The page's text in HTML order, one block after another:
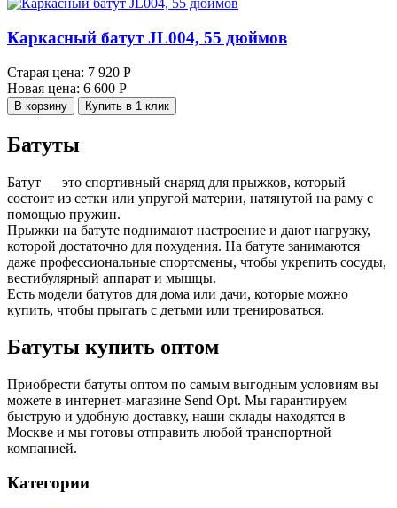
Каркасный батут JL004, 55 дюймов
Старая цена: 7 920 Р
Новая цена: 6 600 Р
В корзину Купить в 1 клик
Батуты
Батут — это спортивный снаряд для прыжков, который
состоит из сетки или упругой материи, натянутой на раму с
помощью пружин.
Прыжки на батуте поднимают настроение и дают нагрузку,
которой достаточно для похудения. На батуте занимаются
даже профессиональные спортсмены, чтобы укрепить сосуды,
вестибулярный аппарат и мышцы.
Есть модели батутов для дома или дачи, которые можно
купить, чтобы прыгать с детьми или тренироваться.
Батуты купить оптом
Приобрести батуты оптом по самым выгодным условиям вы
можете в интернет-магазине Send Opt. Мы гарантируем
быструю и удобную доставку, наши склады находятся в
Москве и мы готовы отправить любой транспортной
компанией.
Категории